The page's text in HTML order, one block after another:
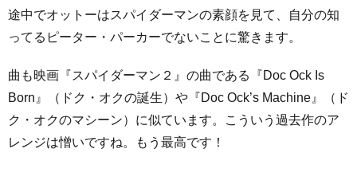
途中でオットーはスパイダーマンの素顔を見て、自分の知
ってるピーター・パーカーでないことに驚きます。
曲も映画『スパイダーマン２』の曲である『Doc Ock Is
Born』（ドク・オクの誕生）や『Doc Ock’s Machine』（ド
ク・オクのマシーン）に似ています。こういう過去作のア
レンジは憎いですね。もう最高です！